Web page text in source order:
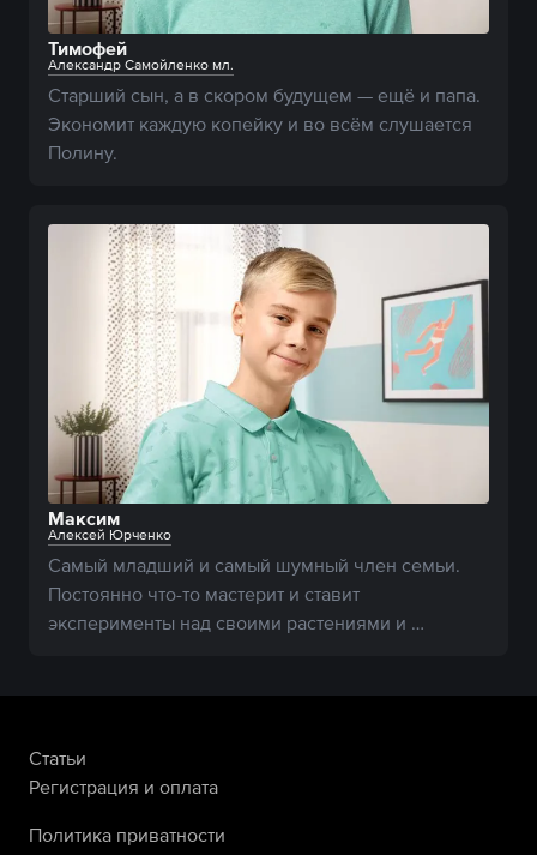
Тимофей
Александр Самойленко мл.
Старший сын, а в скором будущем — ещё и папа.
Экономит каждую копейку и во всём слушается
Полину.
Максим
Алексей Юрченко
Самый младший и самый шумный член семьи.
Постоянно что-то мастерит и ставит
эксперименты над своими растениями и
Статьи
Регистрация и оплата
Политика приватности